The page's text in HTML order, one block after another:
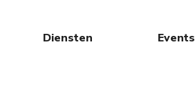
Diensten Events